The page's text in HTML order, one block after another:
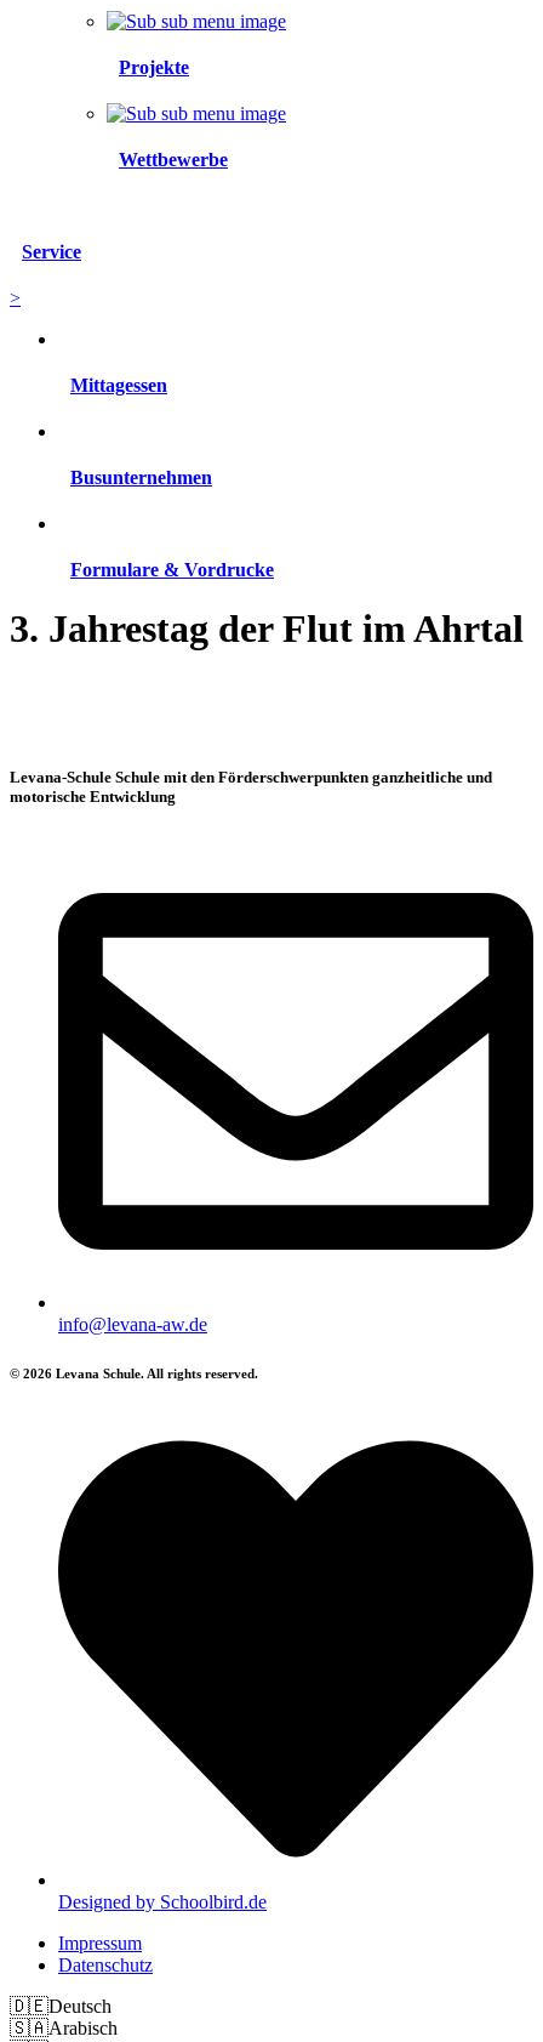
Projekte
Wettbewerbe
Service
>
Mittagessen
Busunternehmen
Formulare & Vordrucke
3. Jahrestag der Flut im Ahrtal
Levana-Schule Schule mit den Förderschwerpunkten ganzheitliche und
motorische Entwicklung
info@levana-aw.de
© 2026 Levana Schule. All rights reserved.
Designed by Schoolbird.de
Impressum
Datenschutz
🇩🇪Deutsch
🇸🇦Arabisch